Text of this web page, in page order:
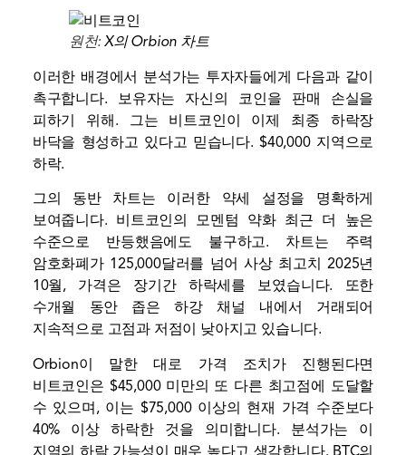
원천:X의 Orbion 차트
이러한 배경에서 분석가는 투자자들에게 다음과 같이
촉구합니다. 보유자는 자신의 코인을 판매 손실을
피하기 위해. 그는 비트코인이 이제 최종 하락장
바닥을 형성하고 있다고 믿습니다. $40,000 지역으로
하락.
그의 동반 차트는 이러한 약세 설정을 명확하게
보여줍니다. 비트코인의 모멘텀 약화최근 더 높은
수준으로 반등했음에도 불구하고. 차트는 주력
암호화폐가 125,000달러를 넘어 사상 최고치 2025년
10월, 가격은 장기간 하락세를 보였습니다. 또한
수개월 동안 좁은 하강 채널 내에서 거래되어
지속적으로 고점과 저점이 낮아지고 있습니다.
Orbion이 말한 대로 가격 조치가 진행된다면
비트코인은 $45,000 미만의 또 다른 최고점에 도달할
수 있으며, 이는 $75,000 이상의 현재 가격 수준보다
40% 이상 하락한 것을 의미합니다. 분석가는 이
지역의 하락 가능성이 매우 높다고 생각합니다. BTC의